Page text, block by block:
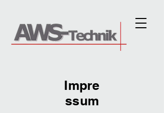
Impre
ssum